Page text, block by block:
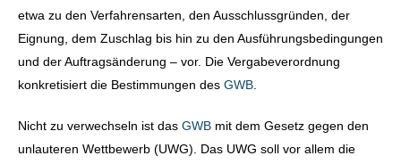
etwa zu den Verfahrensarten, den Ausschlussgründen, der
Eignung, dem Zuschlag bis hin zu den Ausführungsbedingungen
und der Auftragsänderung – vor. Die Vergabeverordnung
konkretisiert die Bestimmungen des GWB
Nicht zu verwechseln ist das GWB mit dem Gesetz gegen den
unlauteren Wettbewerb (UWG). Das UWG soll vor allem die